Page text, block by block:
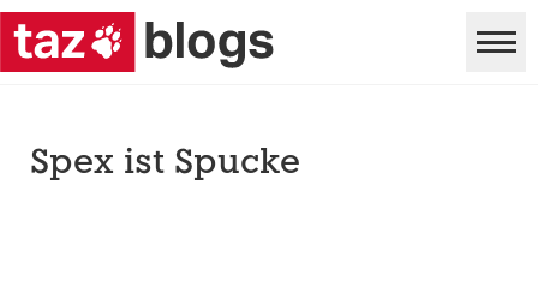
Spex ist Spucke